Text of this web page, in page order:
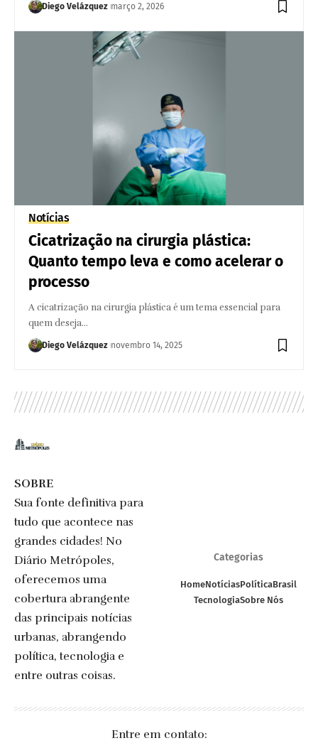
Diego Velázquez março 2, 2026
Notícias
Cicatrização na cirurgia plástica:
Quanto tempo leva e como acelerar o
processo
A cicatrização na cirurgia plástica é um tema essencial para
quem deseja…
Diego Velázquez novembro 14, 2025
SOBRE
Sua fonte definitiva para
tudo que acontece nas
grandes cidades! No
Diário Metrópoles,
oferecemos uma
cobertura abrangente
das principais notícias
urbanas, abrangendo
política, tecnologia e
entre outras coisas.
Categorias
HomeNotíciasPolíticaBrasil
TecnologiaSobre Nós
Entre em contato: